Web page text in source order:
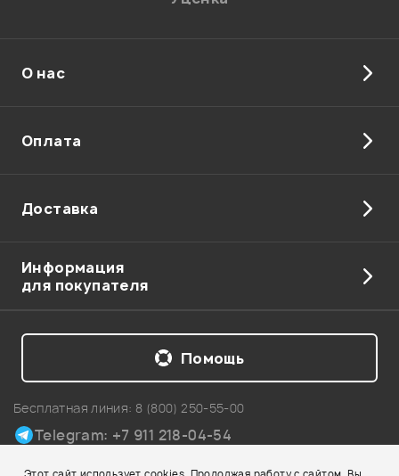
Отправить
О нас
Оплата
Доставка
Информация
для покупателя
Бесплатная линия: 8 (800) 250-55-00
Telegram: +7 911 218-04-54
Помощь